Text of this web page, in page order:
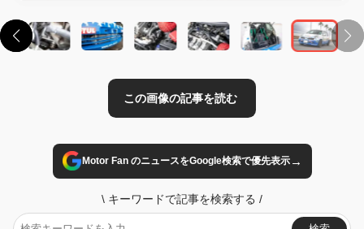
Motor Fan のニュースをGoogle検索で優先表示→
\ キーワードで記事を検索する /